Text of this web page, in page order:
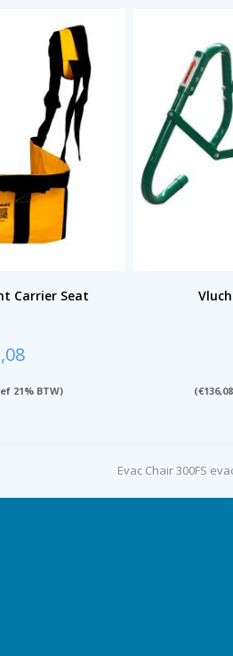
Carrier Seat
21% BTW) (€136,08
next
Evac Chair 300FS